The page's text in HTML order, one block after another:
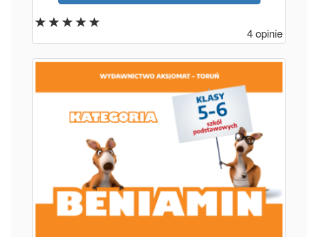
4 opinie